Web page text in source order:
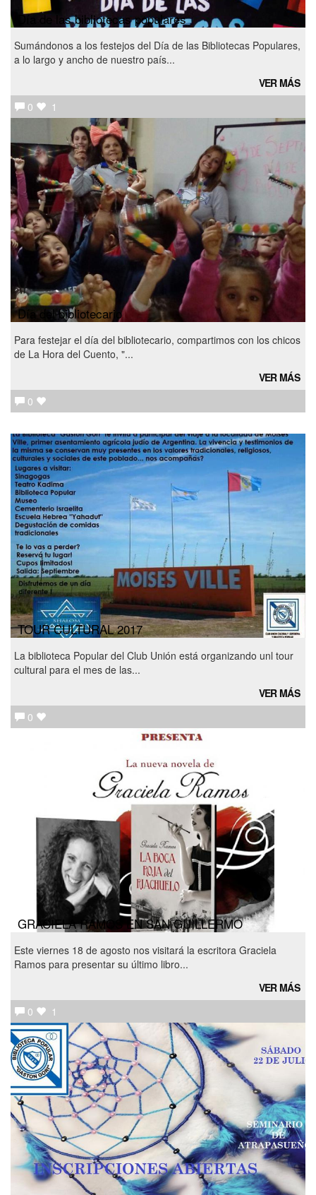
Día de las bibliotecas populares
Sumándonos a los festejos del Día de las Bibliotecas Populares,
a lo largo y ancho de nuestro país...
VER MÁS
0
1
Día del bibliotecario
Para festejar el día del bibliotecario, compartimos con los chicos
de La Hora del Cuento, "...
VER MÁS
0
TOUR CULTURAL 2017
La biblioteca Popular del Club Unión está organizando unl tour
cultural para el mes de las...
VER MÁS
0
GRACIELA RAMOS EN SAN GUILLERMO
Este viernes 18 de agosto nos visitará la escritora Graciela
Ramos para presentar su último libro...
VER MÁS
0
1